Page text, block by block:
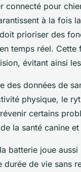
connecté pour
à la fois
prioriser des
temps réel.
évitant ainsi
des données de
physique, le
certains
la santé canine
la batterie joue
durée de vie sans